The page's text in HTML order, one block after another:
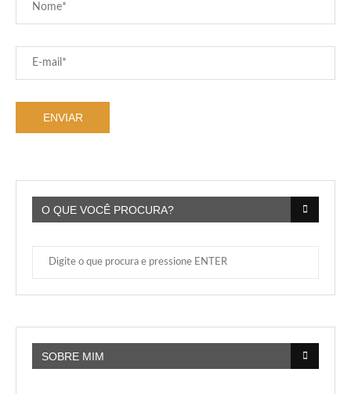
O QUE VOCÊ PROCURA?
SOBRE MIM